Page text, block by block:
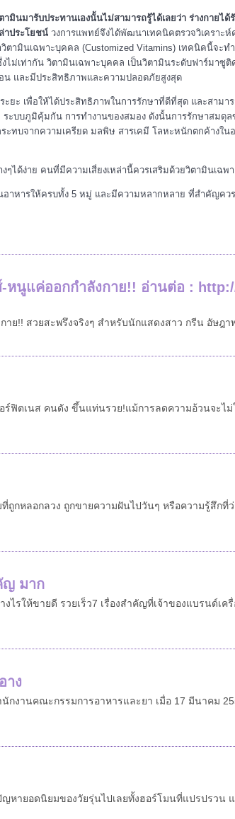
ามินมารับประทานเองนั้นไม่สามารถรู้ได้เลยว่า ร่างกาย
าประโยชน์ วงการแพทย์จึงได้พัฒนาเทคนิคตรวจวิเคราะห์
มินเฉพาะบุคคล (Customized Vitamins) เทคนิคนี้จะ
เท่ากัน วิตามินเฉพาะบุคคล เป็นวิตามินระดับฟาร์มาซูติ
น และมีประสิทธิภาพและความปลอดภัยสูงสุด
ะ เพื่อให้ได้ประสิทธิภาพในการรักษาที่ดีที่สุด และสามา
บบภูมิคุ้มกัน การทำงานของสมอง ดังนั้นการรักษาสมดุ
บจากความเครียด มลพิษ สารเคมี โลหะหนักตกค้างใน
ได้ง่าย คนที่มีความเสี่ยงเหล่านี้ควรเสริมด้วยวิตามินเฉพ
าหารให้ครบทั้ง 5 หมู่ และมีความหลากหลาย ที่สำคัญคว
หนูแค่ออกกำลังกาย!! อ่านต่อ :
ย!! สวยสะพรึงจริงๆ สำหรับนักแสดงสาว กรีน อัษฎ
ร์ฟิตเนส คนดัง ขึ้นแท่นรวย!แม้การลดความอ้วนจะไ
ที่ถูกหลอกลวง ถูกขายความฝันไปวันๆ หรือความรู้สึก
ญ มาก
ไรให้ขายดี รวยเร็ว7 เรื่องสำคัญที่เจ้าของแบรนด์เ
าง
กงานคณะกรรมการอาหารและยา เมื่อ 17 มีนาคม
ปัญหายอดนิยมของวัยรุ่นไปเลยทั้งฮอร์โมนที่แปรปรว